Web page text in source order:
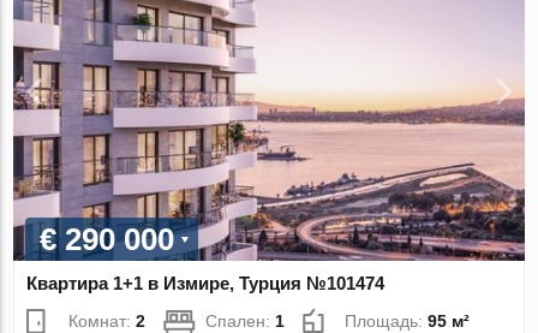
€ 290 000
Квартира 1+1 в Измире, Турция №101474
Комнат:2 Спален: 1 Площадь:95 м²